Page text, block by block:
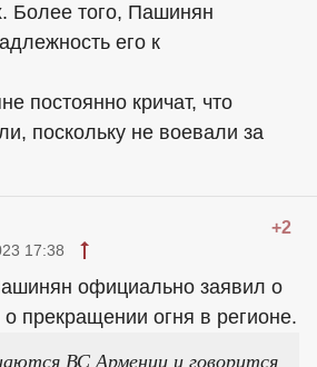
Более того, Пашинян
его к
постоянно кричат, что
поскольку не воевали за
+2
17:38
официально заявил о
о прекращении огня в регионе.
ВС Армении и говорится